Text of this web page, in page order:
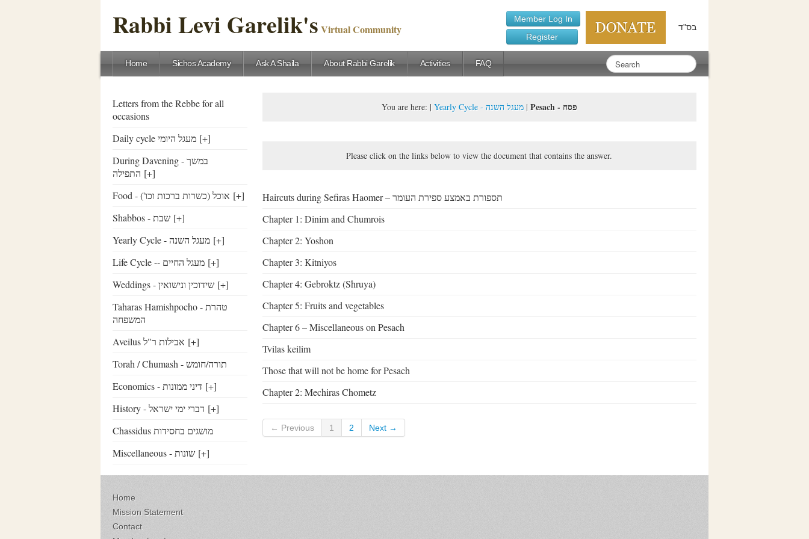
Rabbi Levi Garelik's Virtual Community
Member Log In
Register
בס"ד
Home Sichos Academy Ask A Shaila About Rabbi Garelik Activities FAQ
Letters from the Rebbe for all
occasions
Daily cycle מעגל היומי [+]
During Davening - במשך
התפילה [+]
Food - ('אוכל (כשרות ברכות וכו [+]
Shabbos - שבת [+]
Yearly Cycle - מעגל השנה [+]
Life Cycle -- מעגל החיים [+]
Weddings - שידוכין ונישואין [+]
Taharas Hamishpocho - טהרת
המשפחה
Aveilus אבילות ר"ל [+]
Torah / Chumash - תורה/חומש
Economics - דיני ממונות [+]
History - דברי ימי ישראל [+]
Chassidus מושגים בחסידות
Miscellaneous - שונות [+]
You are here: | Yearly Cycle - מעגל השנה| Pesach - פסח
Please click on the links below to view the document that contains the answer.
Haircuts during Sefiras Haomer – תספורת באמצע ספירת העומר
Chapter 1: Dinim and Chumrois
Chapter 2: Yoshon
Chapter 3: Kitniyos
Chapter 4: Gebroktz (Shruya)
Chapter 5: Fruits and vegetables
Chapter 6 – Miscellaneous on Pesach
Tvilas keilim
Those that will not be home for Pesach
Chapter 2: Mechiras Chometz
← Previous 1 2 Next →
Home
Mission Statement
Contact